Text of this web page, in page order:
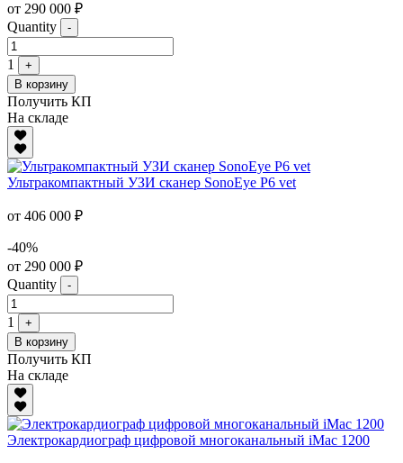
от 290 000 ₽
Quantity
-
1
+
В корзину
Получить КП
На складе
Ультракомпактный УЗИ сканер SonoEye P6 vet
от 406 000 ₽
-40%
от 290 000 ₽
Quantity
-
1
+
В корзину
Получить КП
На складе
Электрокардиограф цифровой многоканальный iMac 1200